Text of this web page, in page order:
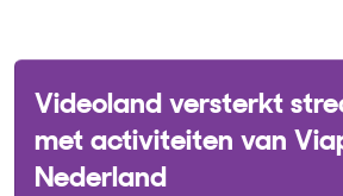
Videoland versterkt
met activiteiten van
Nederland